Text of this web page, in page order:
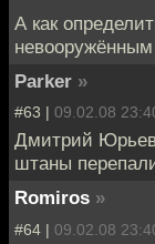
А как
Parker »
#63 | 09.02.08
Дмитрий
штаны
Romiros »
#64 | 09.02.08